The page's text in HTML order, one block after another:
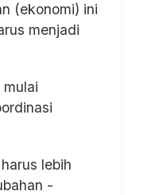
(ekonomi) ini
menjadi
lebih
-